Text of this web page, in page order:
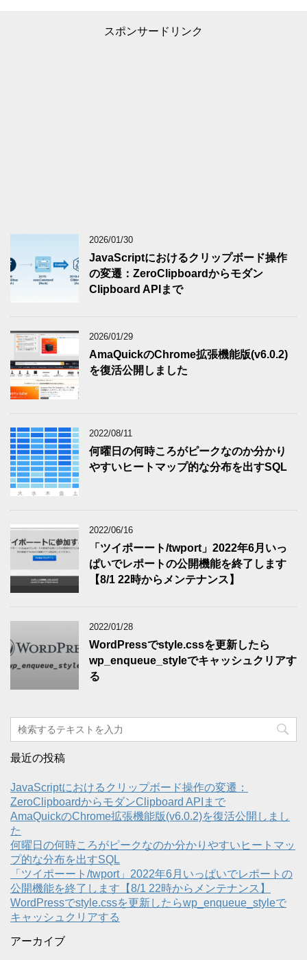
スポンサードリンク
2026/01/30
JavaScriptにおけるクリップボード操作
の変遷：ZeroClipboardからモダン
Clipboard APIまで
2026/01/29
AmaQuickのChrome拡張機能版(v6.0.2)
を復活公開しました
2022/08/11
何曜日の何時ころがピークなのか分かり
やすいヒートマップ的な分布を出すSQL
2022/06/16
「ツイポーート/twport」2022年6月いっ
ぱいでレポートの公開機能を終了します
【8/1 22時からメンテナンス】
2022/01/28
WordPressでstyle.cssを更新したら
wp_enqueue_styleでキャッシュクリアす
る
最近の投稿
JavaScriptにおけるクリップボード操作の変遷：
ZeroClipboardからモダンClipboard APIまで
AmaQuickのChrome拡張機能版(v6.0.2)を復活公開しまし
た
何曜日の何時ころがピークなのか分かりやすいヒートマッ
プ的な分布を出すSQL
「ツイポーート/twport」2022年6月いっぱいでレポートの
公開機能を終了します【8/1 22時からメンテナンス】
WordPressでstyle.cssを更新したらwp_enqueue_styleで
キャッシュクリアする
アーカイブ